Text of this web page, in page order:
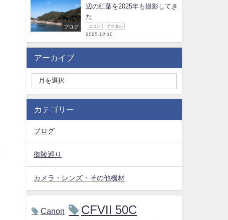
ブログ
辺の紅葉を2025年も撮影してき
た
ニコン デジタル
2025.12.10
アーカイブ
カテゴリー
ブログ
御陵巡り
カメラ・レンズ・その他機材
Canon CFVII 50C